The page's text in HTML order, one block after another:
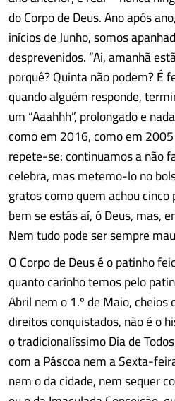
do Corpo de Deus. Ano após
inícios de Junho, somos
desprevenidos. “Ai, amanhã
porquê? Quinta não podem? É
quando alguém responde,
um “Aaahhh”, prolongado e
como em 2016, como em
repete-se: continuamos a não
celebra, mas metemo-lo no
gratos como quem achou cinco
bem se estás aí, ó Deus, mas,
Nem tudo pode ser sempre
O Corpo de Deus é o patinho
quanto carinho temos pelo
Abril nem o 1.º de Maio, cheios
direitos conquistados, não é o
o tradicionalíssimo Dia de
com a Páscoa nem a Sexta-
nem o da cidade, nem sequer